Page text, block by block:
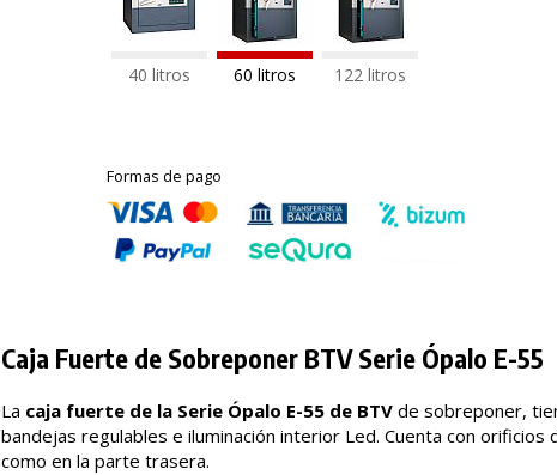
40 litros 60 litros 122 litros
Formas de pago
Caja Fuerte de Sobreponer BTV Serie Ópalo E-55
La caja fuerte de la Serie Ópalo E-55 de BTVde sobreponer,
bandejas regulables e iluminación interior Led. Cuenta con orificios
como en la parte trasera.